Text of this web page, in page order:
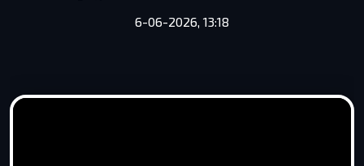
6-06-2026, 13:18